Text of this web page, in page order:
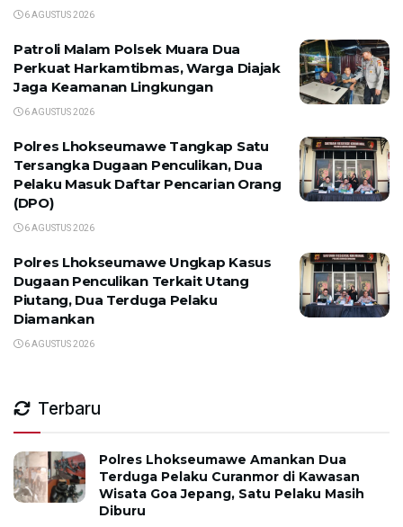
6 AGUSTUS 2026
Patroli Malam Polsek Muara Dua
Perkuat Harkamtibmas, Warga Diajak
Jaga Keamanan Lingkungan
6 AGUSTUS 2026
Polres Lhokseumawe Tangkap Satu
Tersangka Dugaan Penculikan, Dua
Pelaku Masuk Daftar Pencarian Orang
(DPO)
6 AGUSTUS 2026
Polres Lhokseumawe Ungkap Kasus
Dugaan Penculikan Terkait Utang
Piutang, Dua Terduga Pelaku
Diamankan
6 AGUSTUS 2026
Terbaru
Polres Lhokseumawe Amankan Dua
Terduga Pelaku Curanmor di Kawasan
Wisata Goa Jepang, Satu Pelaku Masih
Diburu